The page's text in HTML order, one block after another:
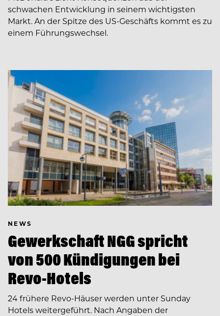
schwachen Entwicklung in seinem wichtigsten
Markt. An der Spitze des US-Geschäfts kommt es zu
einem Führungswechsel.
NEWS
Gewerkschaft NGG spricht
von 500 Kündigungen bei
Revo-Hotels
24 frühere Revo-Häuser werden unter Sunday
Hotels weitergeführt. Nach Angaben der